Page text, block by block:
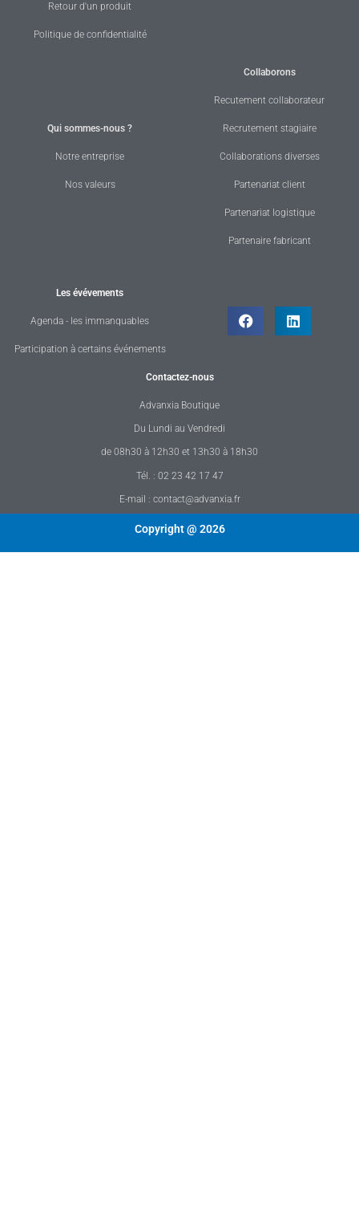
Retour d'un produit
Politique de confidentialité
Qui sommes-nous ?
Notre entreprise
Nos valeurs
Collaborons
Recutement collaborateur
Recrutement stagiaire
Collaborations diverses
Partenariat client
Partenariat logistique
Partenaire fabricant
Les évévements
Agenda - les immanquables
Participation à certains événements
Contactez-nous
Advanxia Boutique
Du Lundi au Vendredi
de 08h30 à 12h30 et 13h30 à 18h30
Tél. : 02 23 42 17 47
E-mail : contact@advanxia.fr
Copyright @ 2026